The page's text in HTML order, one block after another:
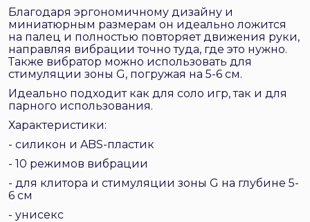
Благодаря эргономичному дизайну и
миниатюрным размерам он идеально ложится
на палец и полностью повторяет движения руки,
направляя вибрации точно туда, где это нужно.
Также вибратор можно использовать для
стимуляции зоны G, погружая на 5-6 см.
Идеально подходит как для соло игр, так и для
парного использования.
Характеристики:
- силикон и ABS-пластик
- 10 режимов вибрации
- для клитора и стимуляции зоны G на глубине 5-
6 см
- унисекс